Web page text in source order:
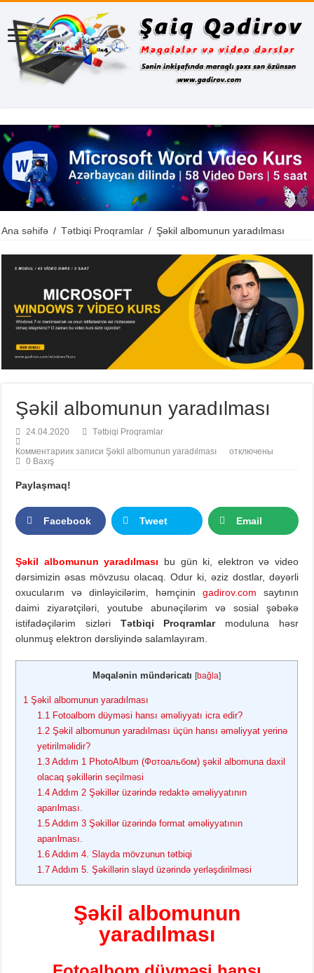
Ana səhifə / Tətbiqi Proqramlar / Şəkil albomunun yaradılması
Şəkil albomunun yaradılması
24.04.2020
Tətbiqi Proqramlar
Комментариик записи Şəkil albomunun yaradılması
отключены
0 Baxış
Paylaşmaq!
Facebook Tweet Email
Şəkil albomunun yaradılması bu gün ki, elektron və video
dərsimizin əsas mövzusu olacaq. Odur ki, əziz dostlar, dəyərli
oxucularım və dinləyicilərim, həmçinin gadirov.com saytının
daimi ziyarətçiləri, youtube abunəçilərim və sosial şəbəkə
istifadəçilərim sizləri Tətbiqi Proqramlar moduluna həsr
olunmuş elektron dərsliyində salamlayıram.
Məqalənin mündəricatı [bağla]
1 Şəkil albomunun yaradılması
1.1 Fotoalbom düyməsi hansı əməliyyatı icra edir?
1.2 Şəkil albomunun yaradılması üçün hansı əməliyyat yerinə
yetirilməlidir?
1.3 Addım 1 PhotoAlbum (Фотоальбом) şəkil albomuna daxil
olacaq şəkillərin seçilməsi
1.4 Addım 2 Şəkillər üzərində redaktə əməliyyatının
aparılması.
1.5 Addım 3 Şəkillər üzərində format əməliyyatının
aparılması.
1.6 Addım 4. Slayda mövzunun tətbiqi
1.7 Addım 5. Şəkillərin slayd üzərində yerləşdirilməsi
Şəkil albomunun
yaradılması